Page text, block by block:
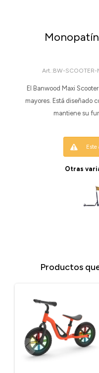
BW-SCOOTER-
El Banwood Maxi
mayores. Está diseñado
mantiene su
Otras
Productos